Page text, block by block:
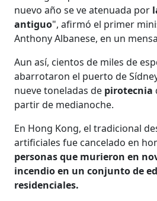
nuevo año se ve atenuada por
antiguo", afirmó el primer
Anthony Albanese, en un
Aun así, cientos de miles de
abarrotaron el puerto de
nueve toneladas de pirotecnia
partir de medianoche.
En Hong Kong, el tradicional
artificiales fue cancelado en
personas que murieron en
incendio en un conjunto de
residenciales.